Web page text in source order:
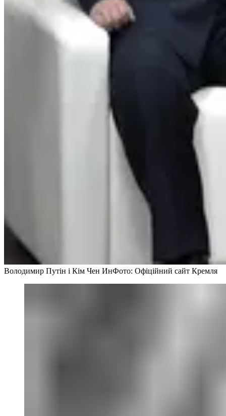
Володимир Путін і Кім Чен ИнФото: Офіційний сайт Кремля